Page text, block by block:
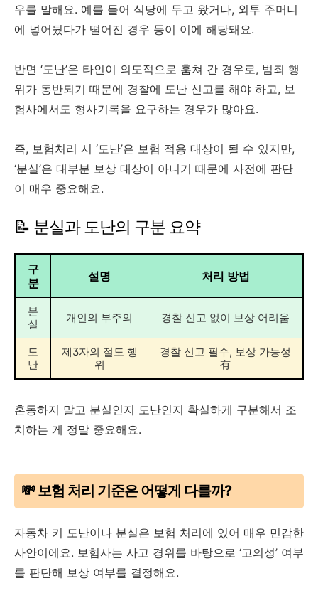
우를 말해요. 예를 들어 식당에 두고 왔거나, 외투 주머니
에 넣어뒀다가 떨어진 경우 등이 이에 해당돼요.
반면 ‘도난’은 타인이 의도적으로 훔쳐 간 경우로, 범죄 행
위가 동반되기 때문에 경찰에 도난 신고를 해야 하고, 보
험사에서도 형사기록을 요구하는 경우가 많아요.
즉, 보험처리 시 ‘도난’은 보험 적용 대상이 될 수 있지만,
‘분실’은 대부분 보상 대상이 아니기 때문에 사전에 판단
이 매우 중요해요.
📝 분실과 도난의 구분 요약
구
분
설명 처리 방법
분
실
개인의 부주의 경찰 신고 없이 보상 어려움
도
난
제3자의 절도 행
위
경찰 신고 필수, 보상 가능성
有
혼동하지 말고 분실인지 도난인지 확실하게 구분해서 조
치하는 게 정말 중요해요.
💸 보험 처리 기준은 어떻게 다를까?
자동차 키 도난이나 분실은 보험 처리에 있어 매우 민감한
사안이에요. 보험사는 사고 경위를 바탕으로 ‘고의성’ 여부
를 판단해 보상 여부를 결정해요.